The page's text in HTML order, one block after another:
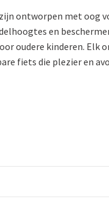
ontworpen met oog
en
oudere kinderen. Elk
fiets die plezier en